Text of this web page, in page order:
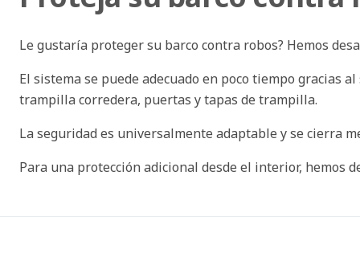
Le gustaría proteger su barco contra robos? Hemos
El sistema se puede adecuado en poco tiempo gracias
trampilla corredera, puertas y tapas de trampilla.
La seguridad es universalmente adaptable y se cierra
Para una protección adicional desde el interior, hemos